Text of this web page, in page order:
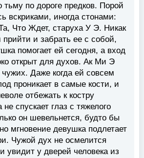
тьму по дороге предков. Порой
вскриками, иногда стонами:
Что Ждет, старуха У Э. Никак
прийти и забрать ее с собой,
помогает ей сегодня, а вход
открыт для духов. Ак Ми Э
чужих. Даже когда ей совсем
проникает в самые кости, и
отбежать к костру
не спускает глаз с тяжелого
он шевельнется, будто бы
мгновение девушка подлетает
Чужой дух не осмелится
увидит у дверей человека из